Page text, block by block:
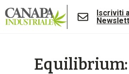
Iscriviti
Equilibrium: